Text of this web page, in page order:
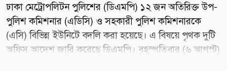
ঢাকা মেট্রোপলিটন পুলিশের (ডিএমপি) ১২ জন অতিরিক্ত উপ-
পুলিশ কমিশনার (এডিসি) ও সহকারী পুলিশ কমিশনারকে
(এসি) বিভিন্ন ইউনিটে বদলি করা হয়েছে। এ বিষয়ে পৃথক দুটি
অফিস আদেশ জারি করেছে ডিএমপি। বৃহস্পতিবার (৬ আগস্ট)